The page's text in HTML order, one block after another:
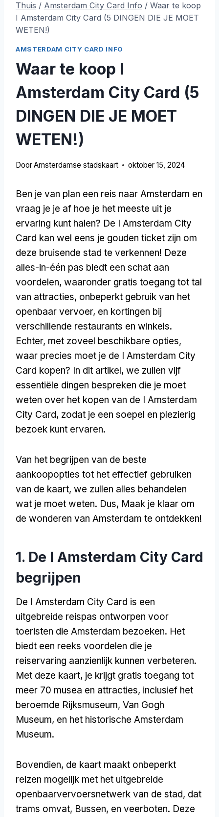
Thuis / Amsterdam City Card Info / Waar te koop
I Amsterdam City Card (5 DINGEN DIE JE MOET
WETEN!)
AMSTERDAM CITY CARD INFO
Waar te koop I
Amsterdam City Card (5
DINGEN DIE JE MOET
WETEN!)
DoorAmsterdamse stadskaart oktober 15, 2024
Ben je van plan een reis naar Amsterdam en
vraag je je af hoe je het meeste uit je
ervaring kunt halen? De I Amsterdam City
Card kan wel eens je gouden ticket zijn om
deze bruisende stad te verkennen! Deze
alles-in-één pas biedt een schat aan
voordelen, waaronder gratis toegang tot tal
van attracties, onbeperkt gebruik van het
openbaar vervoer, en kortingen bij
verschillende restaurants en winkels.
Echter, met zoveel beschikbare opties,
waar precies moet je de I Amsterdam City
Card kopen? In dit artikel, we zullen vijf
essentiële dingen bespreken die je moet
weten over het kopen van de I Amsterdam
City Card, zodat je een soepel en plezierig
bezoek kunt ervaren.
Van het begrijpen van de beste
aankoopopties tot het effectief gebruiken
van de kaart, we zullen alles behandelen
wat je moet weten. Dus, Maak je klaar om
de wonderen van Amsterdam te ontdekken!
1. De I Amsterdam City Card
begrijpen
De I Amsterdam City Card is een
uitgebreide reispas ontworpen voor
toeristen die Amsterdam bezoeken. Het
biedt een reeks voordelen die je
reiservaring aanzienlijk kunnen verbeteren.
Met deze kaart, je krijgt gratis toegang tot
meer 70 musea en attracties, inclusief het
beroemde Rijksmuseum, Van Gogh
Museum, en het historische Amsterdam
Museum.
Bovendien, de kaart maakt onbeperkt
reizen mogelijk met het uitgebreide
openbaarvervoersnetwerk van de stad, dat
trams omvat, Bussen, en veerboten. Deze